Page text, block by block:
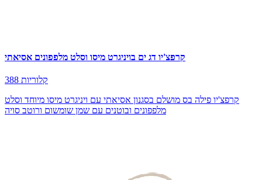
קרפצ'יו דג ים בויניגרט מיסו וסלט מלפפונים אסיאתי
388 קלוריות
קרפצ'יו פילה בס מושלם בסגנון אסיאתי עם ויניגרט מיסו מיוחד וסלט
מלפפונים ובוטנים עם שמן שומשום ורוטב סויה